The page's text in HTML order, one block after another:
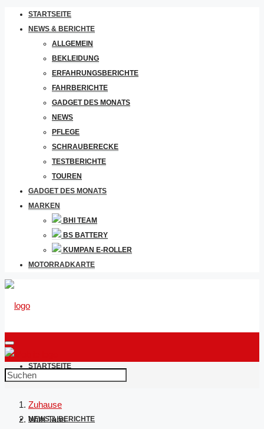
STARTSEITE
NEWS & BERICHTE
ALLGEMEIN
BEKLEIDUNG
ERFAHRUNGSBERICHTE
FAHRBERICHTE
GADGET DES MONATS
NEWS
PFLEGE
SCHRAUBERECKE
TESTBERICHTE
TOUREN
GADGET DES MONATS
MARKEN
BHI TEAM
BS BATTERY
KUMPAN E-ROLLER
MOTORRADKARTE
STARTSEITE
NEWS & BERICHTE
Zuhause
With Tabs